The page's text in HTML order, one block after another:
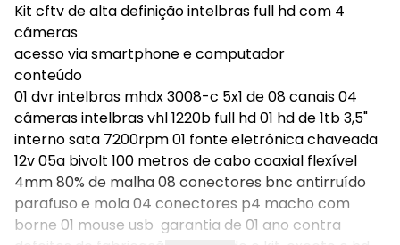
Kit cftv de alta definição intelbras full hd com 4
câmeras
acesso via smartphone e computador
conteúdo
01 dvr intelbras mhdx 3008-c 5x1 de 08 canais 04
câmeras intelbras vhl 1220b full hd 01 hd de 1tb 3,5"
interno sata 7200rpm 01 fonte eletrônica chaveada
12v 05a bivolt 100 metros de cabo coaxial flexível
4mm 80% de malha 08 conectores bnc antirruído
parafuso e mola 04 conectores p4 macho com
borne 01 mouse usb garantia de 01 ano contra